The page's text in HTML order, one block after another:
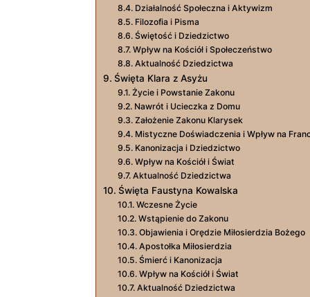
Działalność Społeczna i Aktywizm
Filozofia i Pisma
Świętość i Dziedzictwo
Wpływ na Kościół i Społeczeństwo
Aktualność Dziedzictwa
Święta Klara z Asyżu
Życie i Powstanie Zakonu
Nawrót i Ucieczka z Domu
Założenie Zakonu Klarysek
Mistyczne Doświadczenia i Wpływ na
Kanonizacja i Dziedzictwo
Wpływ na Kościół i Świat
Aktualność Dziedzictwa
Święta Faustyna Kowalska
Wczesne Życie
Wstąpienie do Zakonu
Objawienia i Orędzie Miłosierdzia Bożego
Apostołka Miłosierdzia
Śmierć i Kanonizacja
Wpływ na Kościół i Świat
Aktualność Dziedzictwa